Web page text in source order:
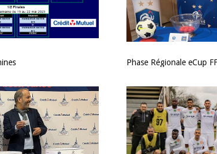
Phase Régionale eCup